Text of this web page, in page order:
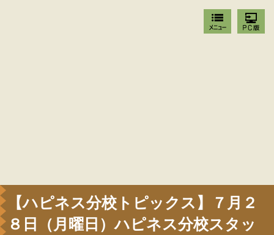
【ハピネス分校トピックス】７月２
８日（月曜日）ハピネス分校スタッ